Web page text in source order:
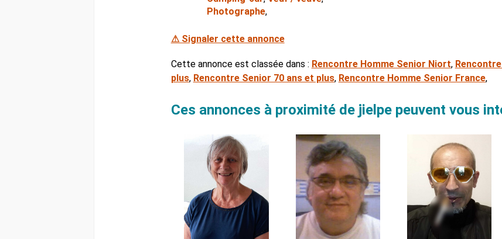
Photographe,
⚠ Signaler cette annonce
Cette annonce est classée dans : Rencontre Homme Senior Niort,
plus, Rencontre Senior 70 ans et plus, Rencontre Homme Senior France,
Ces annonces à proximité de jielpe peuvent vous